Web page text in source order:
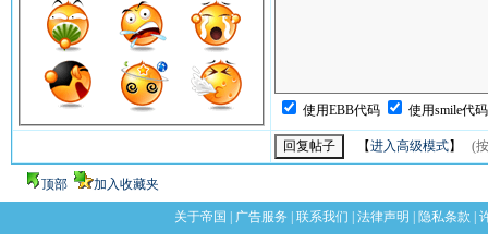
使用EBB代码 使用smile代
【进入高级模式】 (
顶部 加入收藏夹
关于帝国 广告服务 联系我们 法律声明 隐私条款